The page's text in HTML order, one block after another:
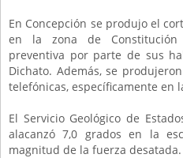
En Concepción se produjo el
en la zona de Constitución
preventiva por parte de sus
Dichato. Además, se
telefónicas, específicamente en
El Servicio Geológico de
alacanzó 7,0 grados en la
magnitud de la fuerza desatada.